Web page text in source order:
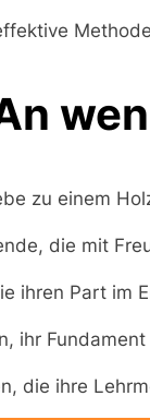
zu einem
die mit
ihren Part im
ihr
die ihre